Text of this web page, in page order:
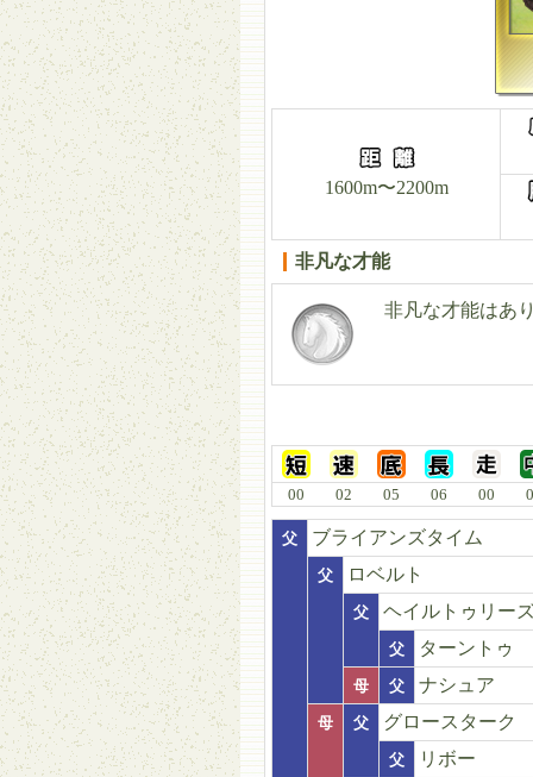
1600m〜2200m
非凡な才能
非凡な才能はあ
00 02 05 06 00
父 ブライアンズタイム
父 ロベルト
父 ヘイルトゥリー
父 ターントゥ
母 父 ナシュア
母 父 グロースターク
父 リボー